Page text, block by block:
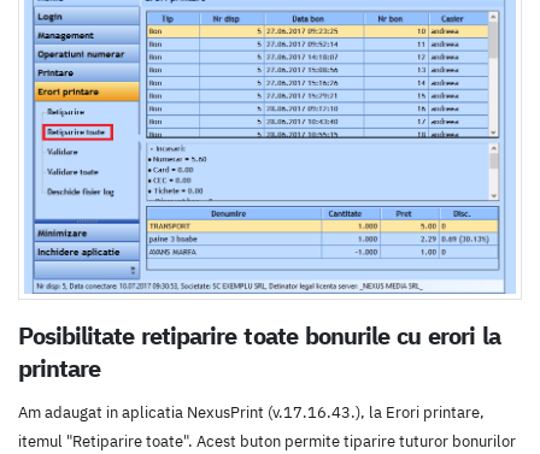
Posibilitate retiparire toate bonurile cu erori la
printare
Am adaugat in aplicatia NexusPrint (v.17.16.43.), la Erori printare,
itemul "Retiparire toate". Acest buton permite tiparire tuturor bonurilor